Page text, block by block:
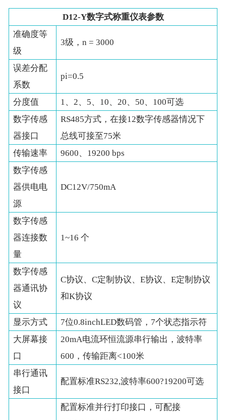
D12-Y数字式称重仪表参数
准确度等
级
3级，n = 3000
误差分配
系数
pi=0.5
分度值
1、2、5、10、20、50、100可选
数字传感
器接口
RS485方式，在接12数字传感器情况下
总线可接至75米
传输速率
9600、19200 bps
数字传感
器供电电
源
DC12V/750mA
数字传感
器连接数
量
1~16 个
数字传感
器通讯协
议
C协议、C定制协议、E协议、E定制协议
和K协议
显示方式
7位0.8inchLED数码管，7个状态指示符
大屏幕接
口
20mA电流环恒流源串行输出，波特率
600，传输距离<100米
串行通讯
接口
配置标准RS232,波特率600?19200可选
配置标准并行打印接口，可配接